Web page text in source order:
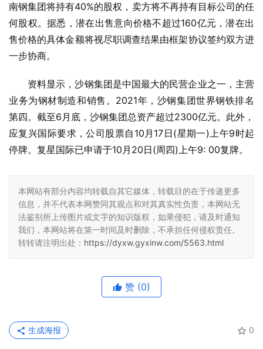
南钢集团将持有40%的股权，卖方将不再持有目标公司的任
何股权。据悉，潜在出售意向价格不超过160亿元，潜在出
售价格的具体金额将视尽职调查结果由框架协议签约双方进
一步协商。
资料显示，沙钢集团是中国最大的民营企业之一，主营
业务为钢材制造和销售。2021年，沙钢集团世界钢铁排名
第四。截至6月底，沙钢集团总资产超过2300亿元。此外，
应复兴国际要求，公司股票自10月17日(星期一)上午9时起
停牌。复星国际已申请于10月20日(周四)上午9: 00复牌。
本网站有部分内容均转载自其它媒体，转载目的在于传递更多
信息，并不代表本网赞同其观点和对其真实性负责，本网站无
法鉴别所上传图片或文字的知识版权，如果侵犯，请及时通知
我们，本网站将在第一时间及时删除，不承担任何侵权责任。
转转请注明出处： https://dyxw.gyxinw.com/5563.html
赞 (0)
0
生成海报